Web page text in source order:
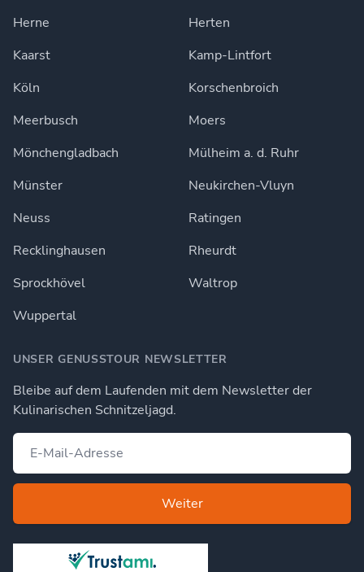
Herne
Herten
Kaarst
Kamp-Lintfort
Köln
Korschenbroich
Meerbusch
Moers
Mönchengladbach
Mülheim a. d. Ruhr
Münster
Neukirchen-Vluyn
Neuss
Ratingen
Recklinghausen
Rheurdt
Sprockhövel
Waltrop
Wuppertal
UNSER GENUSSTOUR NEWSLETTER
Bleibe auf dem Laufenden mit dem Newsletter der
Kulinarischen Schnitzeljagd.
Weiter